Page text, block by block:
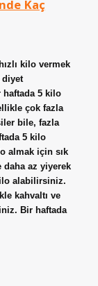
Kaç
kilo vermek
diyet
5 kilo
çok fazla
bile, fazla
5 kilo
almak için sık
daha az yiyerek
alabilirsiniz.
kahvaltı ve
Bir haftada